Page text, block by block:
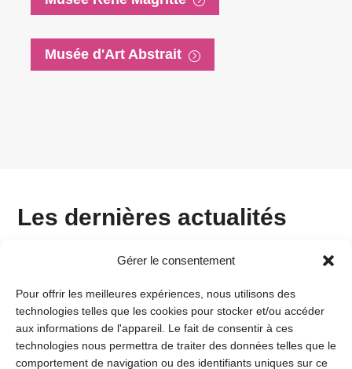
Gérer le consentement
Pour offrir les meilleures expériences, nous utilisons des
technologies telles que les cookies pour stocker et/ou accéder
aux informations de l'appareil. Le fait de consentir à ces
technologies nous permettra de traiter des données telles que le
comportement de navigation ou des identifiants uniques sur ce
Musée d'Art Abstrait
Les dernières actualités